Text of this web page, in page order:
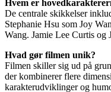
Hvem er
De centrale skikkelser
Stephanie Hsu som Joy
Wang. Jamie Lee Curtis og
Hvad gør filmen unik?
Filmen skiller sig ud på
der kombinerer flere
karakterudviklinger og